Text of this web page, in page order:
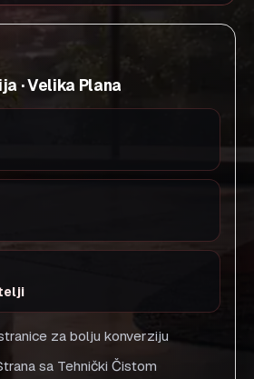
· Velika Plana
za bolju konverziju
sa Tehnički Čistom